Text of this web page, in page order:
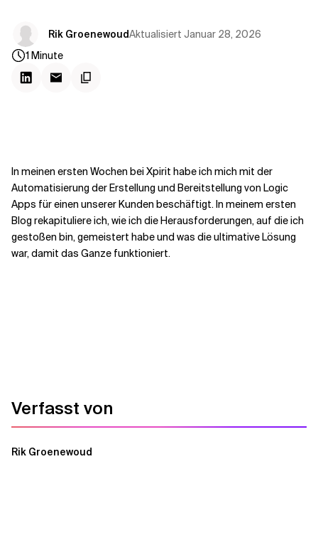
Rik GroenewoudAktualisiert Januar 28, 2026
1Minute
In meinen ersten Wochen bei Xpirit habe ich mich mit der
Automatisierung der Erstellung und Bereitstellung von Logic
Apps für einen unserer Kunden beschäftigt. In meinem ersten
Blog rekapituliere ich, wie ich die Herausforderungen, auf die ich
gestoßen bin, gemeistert habe und was die ultimative Lösung
war, damit das Ganze funktioniert.
Verfasst von
Rik Groenewoud